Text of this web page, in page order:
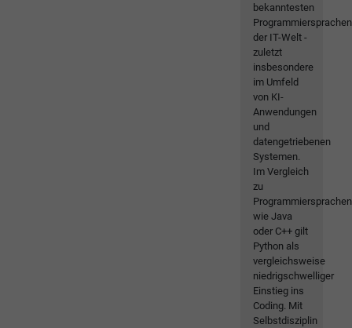
bekanntesten
Programmiersprachen
der IT-Welt -
zuletzt
insbesondere
im Umfeld
von KI-
Anwendungen
und
datengetriebenen
Systemen.
Im Vergleich
zu
Programmiersprachen
wie Java
oder C++ gilt
Python als
vergleichsweise
niedrigschwelliger
Einstieg ins
Coding. Mit
Selbstdisziplin